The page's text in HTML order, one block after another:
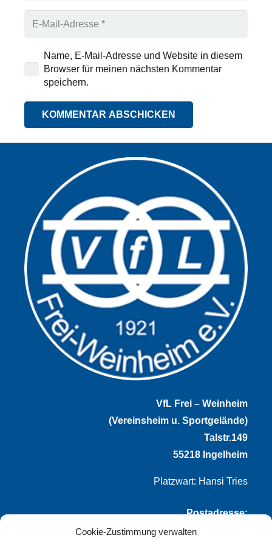
Cookie-Zustimmung verwalten
Name, E-Mail-Adresse und Website in diesem
Browser für meinen nächsten Kommentar
speichern.
KOMMENTAR ABSCHICKEN
VfL Frei – Weinheim
(Vereinsheim u. Sportgelände)
Talstr.149
55218 Ingelheim
Platzwart: Hansi Tries
Postadresse:
VfL Frei-Weinheim 1921 e.V.